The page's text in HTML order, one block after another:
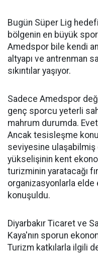
Bugün Süper Lig
bölgenin en büyük
Amedspor bile kendi
altyapı ve antrenman
sıkıntılar yaşıyor.
Sadece Amedspor
genç sporcu yeterli
mahrum durumda.
Ancak tesisleşme
seviyesine
yükselişinin kent
turizminin yaratacağı
organizasyonlarla elde
konuşuldu.
Diyarbakır Ticaret ve
Kaya'nın sporun
Turizm katkılarla ilgili